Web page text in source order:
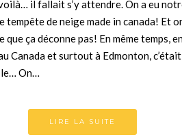
il fallait s’y attendre. On a eu
tempête de neige made in canada! Et
que ça déconne pas! En même temps,
Canada et surtout à Edmonton, c’était
On…
LIRE LA SUITE